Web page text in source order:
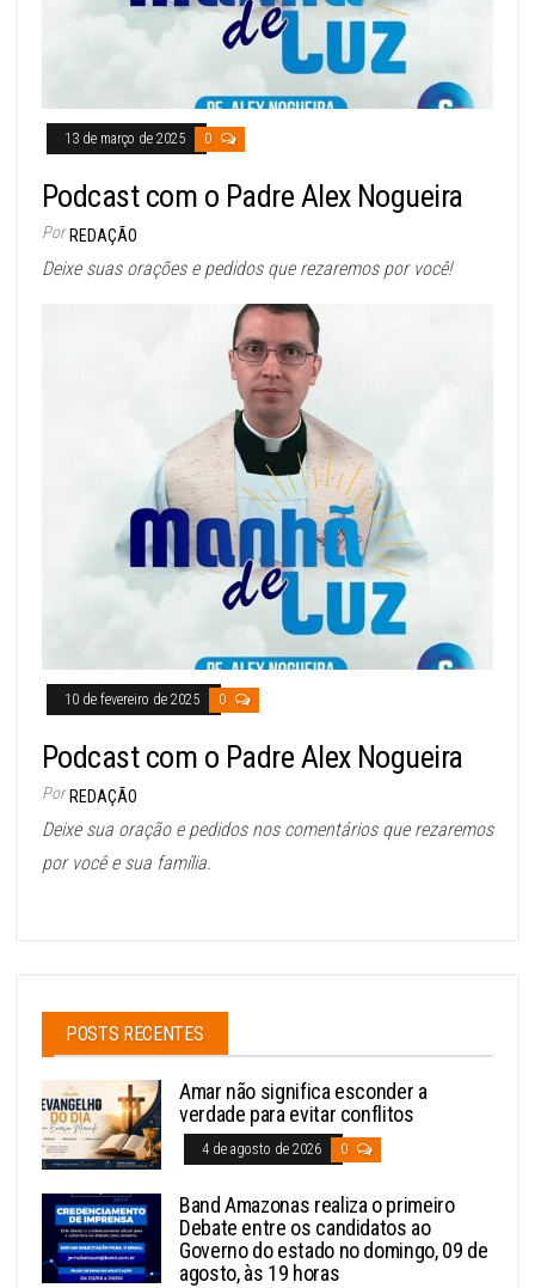
13 de março de 2025 0
Podcast com o Padre Alex Nogueira
Por REDAÇÃO
Deixe suas orações e pedidos que rezaremos por você!
10 de fevereiro de 2025 0
Podcast com o Padre Alex Nogueira
Por REDAÇÃO
Deixe sua oração e pedidos nos comentários que rezaremos
por você e sua família.
POSTS RECENTES
Amar não significa esconder a
verdade para evitar conflitos
4 de agosto de 2026 0
Band Amazonas realiza o primeiro
Debate entre os candidatos ao
Governo do estado no domingo, 09 de
agosto, às 19 horas